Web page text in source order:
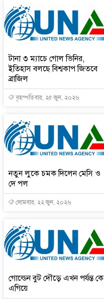
টানা ৩ ম্যাচে গোল ভিনির,
ইতিহাস বলছে বিশ্বকাপ জিতবে
ব্রাজিল
বৃহস্পতিবার, ২৫ জুন, ২০২৬
নতুন লুকে চমক দিলেন মেসি ও
দে পল
সোমবার, ২২ জুন, ২০২৬
গোল্ডেন বুট দৌড়ে এখন পর্যন্ত কে
এগিয়ে